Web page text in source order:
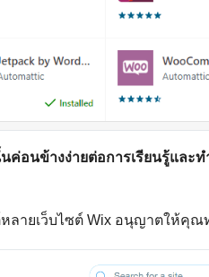
ค่อนข้างง่ายต่อการเรียนรู้และ
ลายเว็บไซต์ Wix อนุญาตให้คุณ